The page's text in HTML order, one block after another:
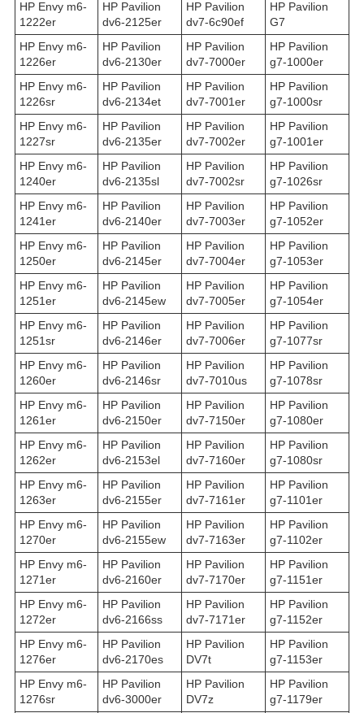
HP Envy m6-
1222er
HP Pavilion
dv6-2125er
HP Pavilion
dv7-6c90ef
HP Pavilion
G7
HP Envy m6-
1226er
HP Pavilion
dv6-2130er
HP Pavilion
dv7-7000er
HP Pavilion
g7-1000er
HP Envy m6-
1226sr
HP Pavilion
dv6-2134et
HP Pavilion
dv7-7001er
HP Pavilion
g7-1000sr
HP Envy m6-
1227sr
HP Pavilion
dv6-2135er
HP Pavilion
dv7-7002er
HP Pavilion
g7-1001er
HP Envy m6-
1240er
HP Pavilion
dv6-2135sl
HP Pavilion
dv7-7002sr
HP Pavilion
g7-1026sr
HP Envy m6-
1241er
HP Pavilion
dv6-2140er
HP Pavilion
dv7-7003er
HP Pavilion
g7-1052er
HP Envy m6-
1250er
HP Pavilion
dv6-2145er
HP Pavilion
dv7-7004er
HP Pavilion
g7-1053er
HP Envy m6-
1251er
HP Pavilion
dv6-2145ew
HP Pavilion
dv7-7005er
HP Pavilion
g7-1054er
HP Envy m6-
1251sr
HP Pavilion
dv6-2146er
HP Pavilion
dv7-7006er
HP Pavilion
g7-1077sr
HP Envy m6-
1260er
HP Pavilion
dv6-2146sr
HP Pavilion
dv7-7010us
HP Pavilion
g7-1078sr
HP Envy m6-
1261er
HP Pavilion
dv6-2150er
HP Pavilion
dv7-7150er
HP Pavilion
g7-1080er
HP Envy m6-
1262er
HP Pavilion
dv6-2153el
HP Pavilion
dv7-7160er
HP Pavilion
g7-1080sr
HP Envy m6-
1263er
HP Pavilion
dv6-2155er
HP Pavilion
dv7-7161er
HP Pavilion
g7-1101er
HP Envy m6-
1270er
HP Pavilion
dv6-2155ew
HP Pavilion
dv7-7163er
HP Pavilion
g7-1102er
HP Envy m6-
1271er
HP Pavilion
dv6-2160er
HP Pavilion
dv7-7170er
HP Pavilion
g7-1151er
HP Envy m6-
1272er
HP Pavilion
dv6-2166ss
HP Pavilion
dv7-7171er
HP Pavilion
g7-1152er
HP Envy m6-
1276er
HP Pavilion
dv6-2170es
HP Pavilion
DV7t
HP Pavilion
g7-1153er
HP Envy m6-
1276sr
HP Pavilion
dv6-3000er
HP Pavilion
DV7z
HP Pavilion
g7-1179er